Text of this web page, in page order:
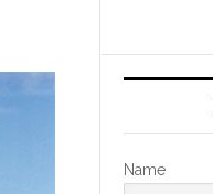
Name